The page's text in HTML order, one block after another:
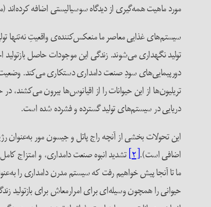
مورد ماهیت همه‌گیری از دیدگاه سوسیالیستی اضافه کرده‌اند
سیستم‌های غذایی معاصر ما منعکس‌کننده‌ی واقعیتِ نه‌تنها
تولید نگهداری می‌شوند. زندگی این موجودات حاصل
دورپیمایی‌های سودِ صنعت دامداری دستکاری می‌کند.
تریلیون‌ها از این حیوانات را از اقیانوس‌ها بیرون
دریایی در سیستم‌های تولید گسترده و فشرده شده است.
این تحولات بخشی از آنچه راج پاتل و جیسون مور
اضافی است).[۲] تشدید انبوه صنعت دامداری، و امتزاج
ما تا آنجا پیش خواهیم رفت که سیستم مدرن دامداری را